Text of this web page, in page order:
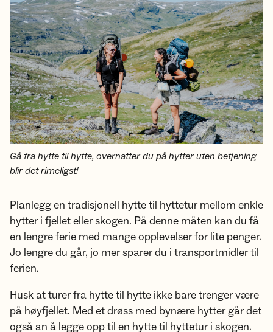
Gå fra hytte til hytte, overnatter du på hytter uten betjening
blir det rimeligst!
Planlegg en tradisjonell hytte til hyttetur mellom enkle
hytter i fjellet eller skogen. På denne måten kan du få
en lengre ferie med mange opplevelser for lite penger.
Jo lengre du går, jo mer sparer du i transportmidler til
ferien.
Husk at turer fra hytte til hytte ikke bare trenger være
på høyfjellet. Med et drøss med bynære hytter går det
også an å legge opp til en hytte til hyttetur i skogen.